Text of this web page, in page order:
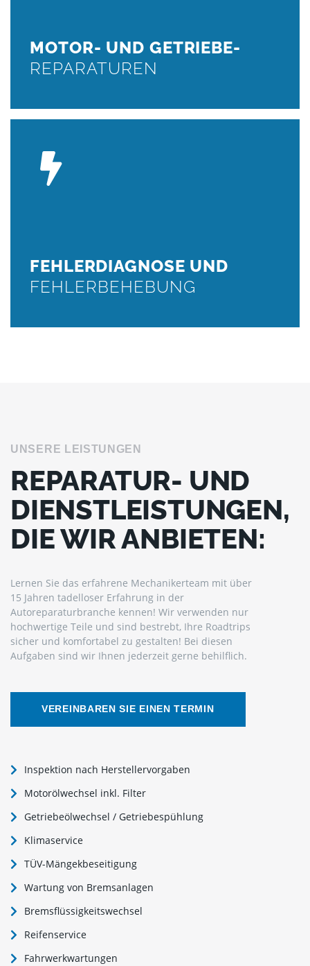
MOTOR- UND GETRIEBE-
REPARATUREN
WEITER
FEHLERDIAGNOSE UND
FEHLERBEHEBUNG
UNSERE LEISTUNGEN
REPARATUR- UND
DIENSTLEISTUNGEN,
DIE WIR ANBIETEN:
Lernen Sie das erfahrene Mechanikerteam mit über
15 Jahren tadelloser Erfahrung in der
Autoreparaturbranche kennen! Wir verwenden nur
hochwertige Teile und sind bestrebt, Ihre Roadtrips
sicher und komfortabel zu gestalten! Bei diesen
Aufgaben sind wir Ihnen jederzeit gerne behilflich.
VEREINBAREN SIE EINEN TERMIN
Inspektion nach Herstellervorgaben
Motorölwechsel inkl. Filter
Getriebeölwechsel / Getriebespühlung
Klimaservice
TÜV-Mängekbeseitigung
Wartung von Bremsanlagen
Bremsflüssigkeitswechsel
Reifenservice
Fahrwerkwartungen